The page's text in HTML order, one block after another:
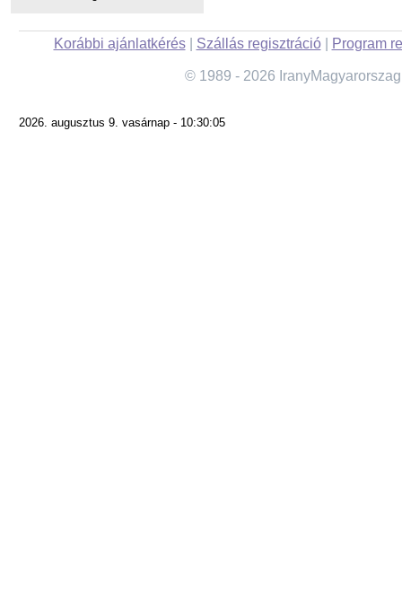
Korábbi ajánlatkérés| Szállás regisztráció| Program
© 1989 - 2026
2026. augusztus 9. vasárnap - 10:30:05